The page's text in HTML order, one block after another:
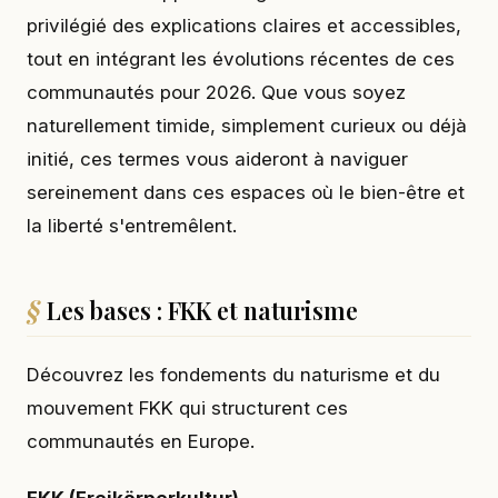
privilégié des explications claires et accessibles,
tout en intégrant les évolutions récentes de ces
communautés pour 2026. Que vous soyez
naturellement timide, simplement curieux ou déjà
initié, ces termes vous aideront à naviguer
sereinement dans ces espaces où le bien-être et
la liberté s'entremêlent.
Les bases : FKK et naturisme
Découvrez les fondements du naturisme et du
mouvement FKK qui structurent ces
communautés en Europe.